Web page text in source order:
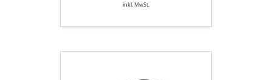
inkl. MwSt.